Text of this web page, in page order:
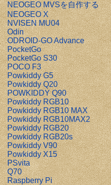
NEOGEO MVSを自作する
NEOGEO X
NVISEN MU04
Odin
ODROID-GO Advance
PocketGo
PocketGo S30
POCO F3
Powkiddy G5
Powkiddy Q20
POWKIDDY Q90
Powkiddy RGB10
Powkiddy RGB10 MAX
Powkiddy RGB10MAX2
Powkiddy RGB20
Powkiddy RGB20s
Powkiddy V90
Powkiddy X15
PSvita
Q70
Raspberry Pi